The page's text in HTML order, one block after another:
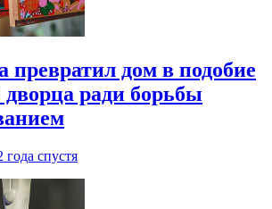
дом в подобие
дворца ради борьбы
года спустя